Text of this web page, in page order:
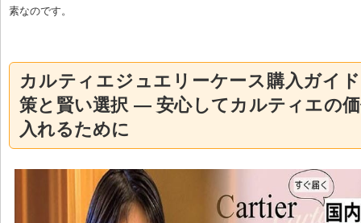
素なのです。
カルティエジュエリーケース購入ガイ
策と賢い選択 — 安心してカルティエの
入れるために